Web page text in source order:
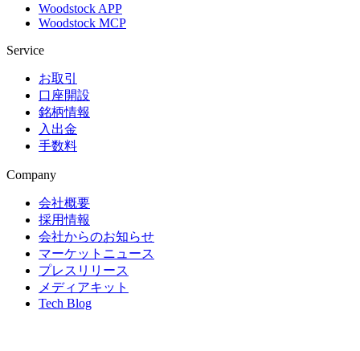
Woodstock APP
Woodstock MCP
Service
お取引
口座開設
銘柄情報
入出金
手数料
Company
会社概要
採用情報
会社からのお知らせ
マーケットニュース
プレスリリース
メディアキット
Tech Blog